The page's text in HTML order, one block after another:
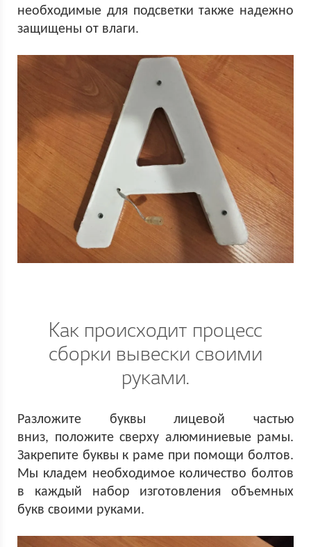
необходимые для подсветки также надежно
защищены от влаги.
Как происходит процесс
сборки вывески своими
руками.
Разложите буквы лицевой частью
вниз, положите сверху алюминиевые рамы.
Закрепите буквы к раме при помощи болтов.
Мы кладем необходимое количество болтов
в каждый набор изготовления объемных
букв своими руками.